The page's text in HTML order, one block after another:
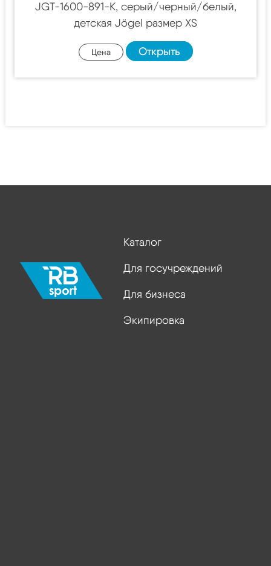
JGT-1600-891-K, серый/черный/белый,
детская Jögel размер XS
Цена Открыть
Каталог
Для госучреждений
Для бизнеса
Экипировка